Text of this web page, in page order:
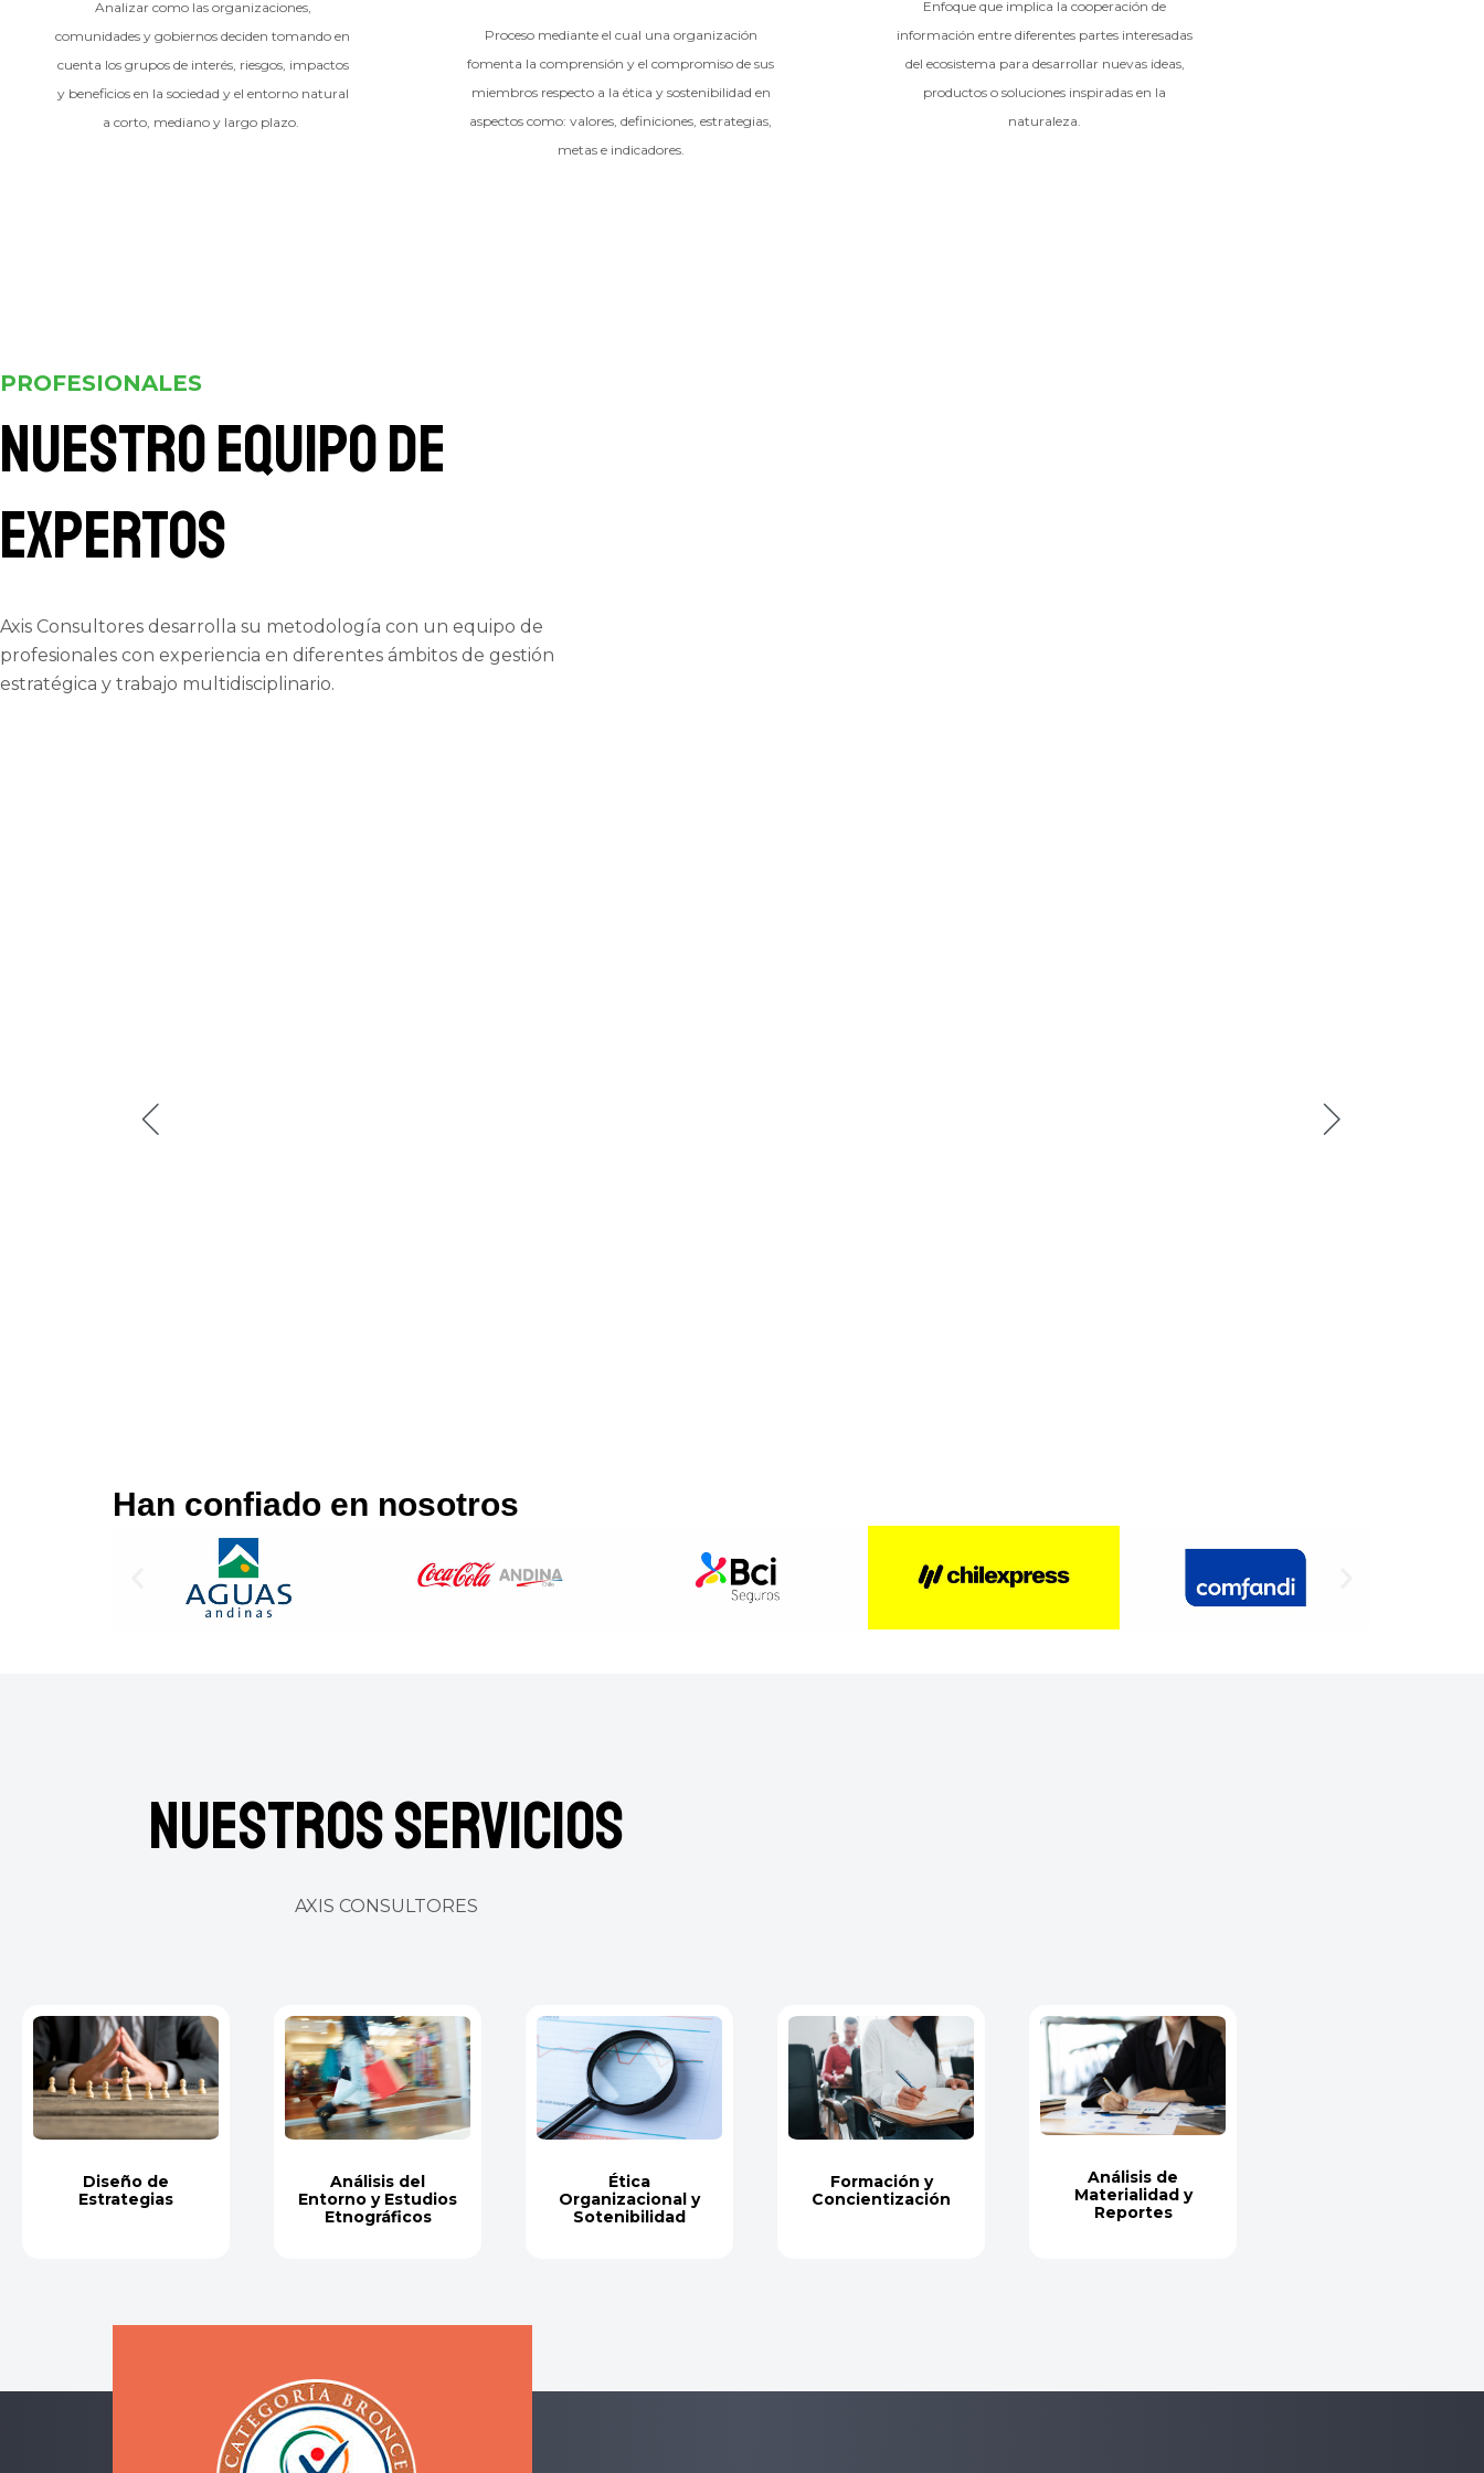
Analizar como las organizaciones,
comunidades y gobiernos deciden tomando en
cuenta los grupos de interés, riesgos, impactos
y beneficios en la sociedad y el entorno natural
a corto, mediano y largo plazo.
Proceso mediante el cual una organización
fomenta la comprensión y el compromiso de sus
miembros respecto a la ética y sostenibilidad en
aspectos como: valores, definiciones, estrategias,
metas e indicadores.
Enfoque que implica la cooperación de
información entre diferentes partes interesadas
del ecosistema para desarrollar nuevas ideas,
productos o soluciones inspiradas en la
naturaleza.
PROFESIONALES
Nuestro equipo de
expertos
Axis Consultores desarrolla su metodología con un equipo de
profesionales con experiencia en diferentes ámbitos de gestión
estratégica y trabajo multidisciplinario.
Han confiado en nosotros
Nuestros Servicios
AXIS CONSULTORES
Diseño de
Estrategias
Análisis del
Entorno y Estudios
Etnográficos
Ética
Organizacional y
Sotenibilidad
Formación y
Concientización
Análisis de
Materialidad y
Reportes